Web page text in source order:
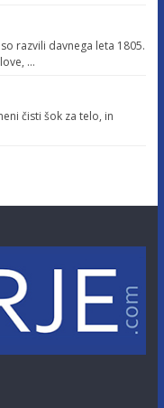
razvili davnega leta 1805.
…
čisti šok za telo, in